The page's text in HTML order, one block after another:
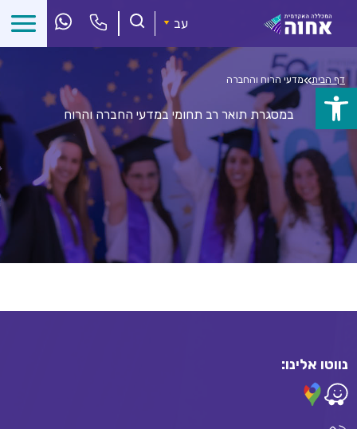
פתח
סרגל
נגישות
התוכן
עב
דף הבית»מדעי הרוח והחברה
במסגרת תואר רב תחומי במדעי החברה והרוח
נווטו אלינו: